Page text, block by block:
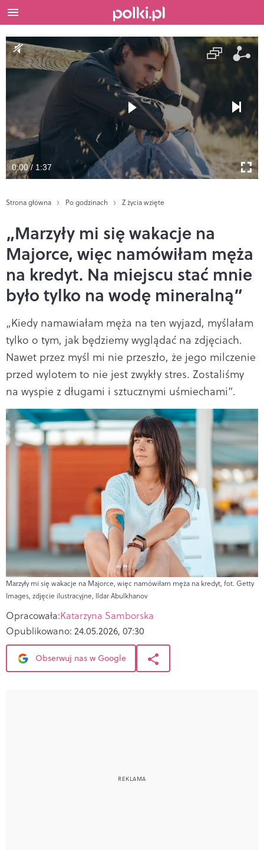
0:00 / 1:37
Strona główna Po godzinach Z życia wzięte
„Marzyły mi się wakacje na
Majorce, więc namówiłam męża
na kredyt. Na miejscu stać mnie
było tylko na wodę mineralną”
„Kiedy namawiałam męża na ten wyjazd, myślałam
tylko o tym, jak będziemy wyglądać na zdjęciach.
Nawet przez myśl mi nie przeszło, że jego milczenie
przed wylotem to nie jest zwykły stres. Zostaliśmy
na wyspie z długami i sztucznymi uśmiechami”.
Marzyły mi się wakacje na Majorce, więc namówiłam męża na kredyt, fot. Getty
Images, zdjęcie ilustracyjne, Ildar Abulkhanov
Opracowała:Katarzyna Samborska
Opublikowano: 24.05.2026, 07:30
Obserwuj nas w Google